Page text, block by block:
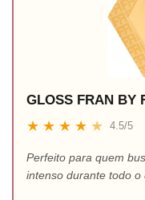
GLOSS FRAN BY
★ ★ ★ ★ ★ 4.5/5
Perfeito para quem
intenso durante todo o